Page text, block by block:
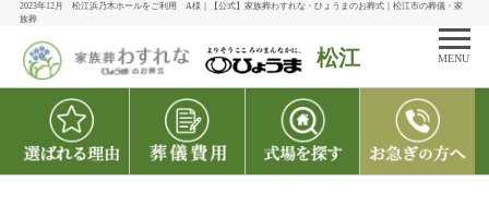
2023年12月 松江浜乃木ホールをご利用 A様｜【公式】家族葬わすれな・ひょうまのお葬式｜松江市の葬儀・家
族葬
松江 MENU